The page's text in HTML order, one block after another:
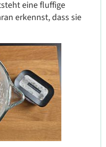
eine fluffige
erkennst, dass sie